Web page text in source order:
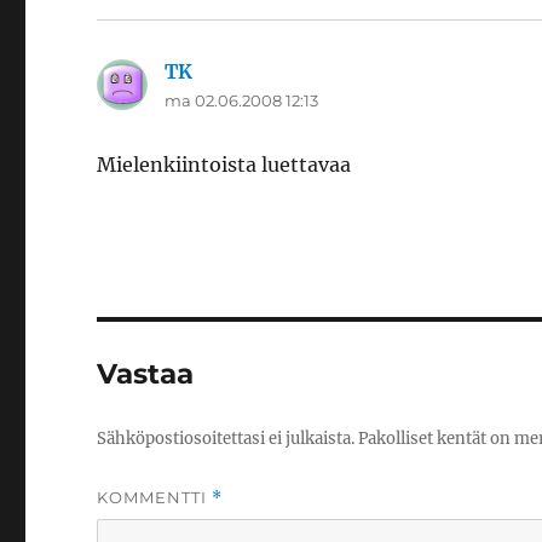
TK
ma 02.06.2008 12:13
Mielenkiintoista luettavaa
Vastaa
Sähköpostiosoitettasi ei julkaista.Pakolliset kentät on
KOMMENTTI *